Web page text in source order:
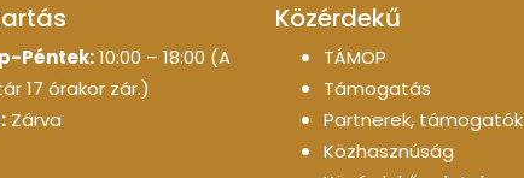
Péntek:10:00 – 18:00 (A
17 órakor zár.)
Zárva
Közérdekű
TÁMOP
Támogatás
Partnerek, támogatók
Közhasznúság